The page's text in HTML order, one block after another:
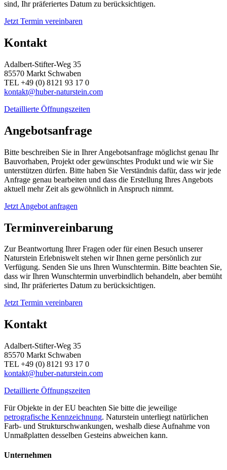
sind, Ihr präferiertes Datum zu berücksichtigen.
Jetzt Termin vereinbaren
Kontakt
Adalbert-Stifter-Weg 35
85570 Markt Schwaben
TEL +49 (0) 8121 93 17 0
kontakt@huber-naturstein.com
Detaillierte Öffnungszeiten
Angebotsanfrage
Bitte beschreiben Sie in Ihrer Angebotsanfrage möglichst genau Ihr
Bauvorhaben, Projekt oder gewünschtes Produkt und wie wir Sie
unterstützen dürfen. Bitte haben Sie Verständnis dafür, dass wir jede
Anfrage genau bearbeiten und dass die Erstellung Ihres Angebots
aktuell mehr Zeit als gewöhnlich in Anspruch nimmt.
Jetzt Angebot anfragen
Terminvereinbarung
Zur Beantwortung Ihrer Fragen oder für einen Besuch unserer
Naturstein Erlebniswelt stehen wir Ihnen gerne persönlich zur
Verfügung. Senden Sie uns Ihren Wunschtermin. Bitte beachten Sie,
dass wir Ihren Wunschtermin unverbindlich behandeln, aber bemüht
sind, Ihr präferiertes Datum zu berücksichtigen.
Jetzt Termin vereinbaren
Kontakt
Adalbert-Stifter-Weg 35
85570 Markt Schwaben
TEL +49 (0) 8121 93 17 0
kontakt@huber-naturstein.com
Detaillierte Öffnungszeiten
Für Objekte in der EU beachten Sie bitte die jeweilige
petrografische Kennzeichnung. Naturstein unterliegt natürlichen
Farb- und Strukturschwankungen, weshalb diese Aufnahme von
Unmaßplatten desselben Gesteins abweichen kann.
Unternehmen